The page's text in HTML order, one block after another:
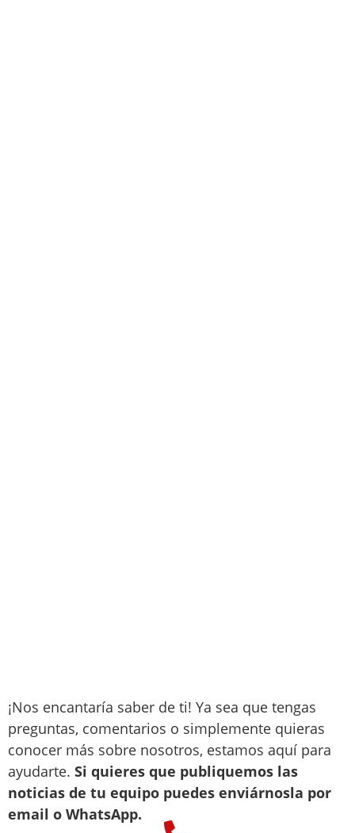
¡Nos encantaría saber de ti! Ya sea que tengas
preguntas, comentarios o simplemente quieras
conocer más sobre nosotros, estamos aquí para
ayudarte. Si quieres que publiquemos las
noticias de tu equipo puedes enviárnosla por
email o WhatsApp.